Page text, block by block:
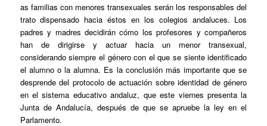
as familias con menores transexuales serán los responsables del
trato dispensado hacia éstos en los colegios andaluces. Los
padres y madres decidirán cómo los profesores y compañeros
han de dirigirse y actuar hacia un menor transexual,
considerando siempre el género con el que se siente identificado
el alumno o la alumna. Es la conclusión más importante que se
desprende del protocolo de actuación sobre identidad de género
en el sistema educativo andaluz, que este viernes presenta la
Junta de Andalucía, después de que se apruebe la ley en el
Parlamento.